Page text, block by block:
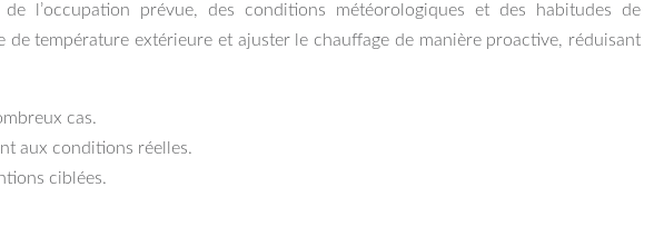
l’occupation prévue, des conditions météorologiques et des habitudes de
température extérieure et ajuster le chauffage de manière proactive, réduisant
cas.
aux conditions réelles.
ciblées.